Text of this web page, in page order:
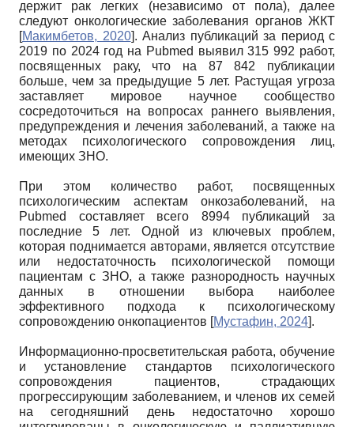
держит рак легких (независимо от пола), далее
следуют онкологические заболевания органов ЖКТ
[Макимбетов, 2020]. Анализ публикаций за период с
2019 по 2024 год на Pubmed выявил 315 992 работ,
посвященных раку, что на 87 842 публикации
больше, чем за предыдущие 5 лет. Растущая угроза
заставляет мировое научное сообщество
сосредоточиться на вопросах раннего выявления,
предупреждения и лечения заболеваний, а также на
методах психологического сопровождения лиц,
имеющих ЗНО.
При этом количество работ, посвященных
психологическим аспектам онкозаболеваний, на
Pubmed составляет всего 8994 публикаций за
последние 5 лет. Одной из ключевых проблем,
которая поднимается авторами, является отсутствие
или недостаточность психологической помощи
пациентам с ЗНО, а также разнородность научных
данных в отношении выбора наиболее
эффективного подхода к психологическому
сопровождению онкопациентов [Мустафин, 2024].
Информационно-просветительская работа, обучение
и установление стандартов психологического
сопровождения пациентов, страдающих
прогрессирующим заболеванием, и членов их семей
на сегодняшний день недостаточно хорошо